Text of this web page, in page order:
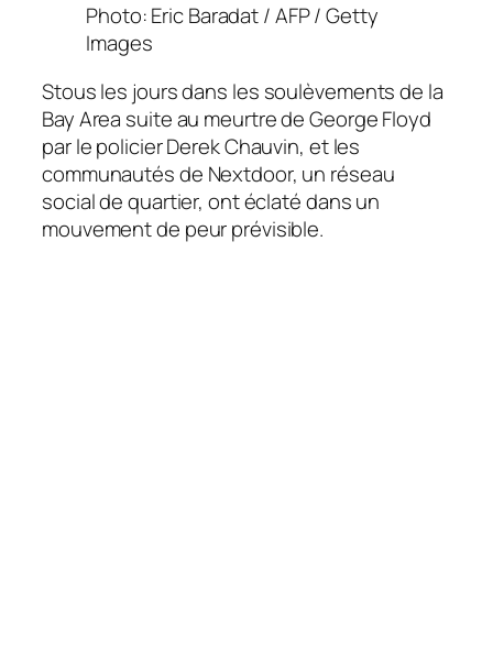
Photo: Eric Baradat / AFP / Getty
Images
Stous les jours dans les soulèvements de la
Bay Area suite au meurtre de George Floyd
par le policier Derek Chauvin, et les
communautés de Nextdoor, un réseau
social de quartier, ont éclaté dans un
mouvement de peur prévisible.